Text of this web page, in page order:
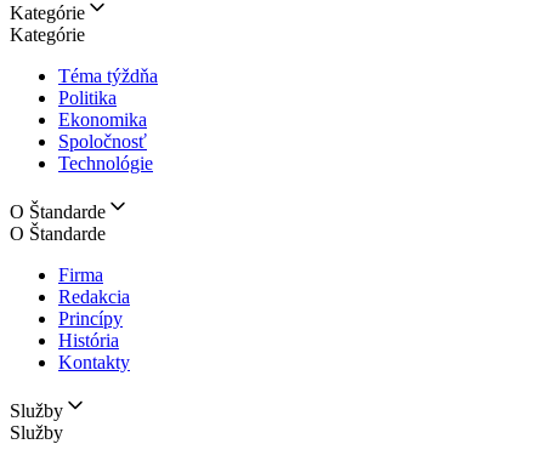
Kategórie
Kategórie
Téma týždňa
Politika
Ekonomika
Spoločnosť
Technológie
O Štandarde
O Štandarde
Firma
Redakcia
Princípy
História
Kontakty
Služby
Služby